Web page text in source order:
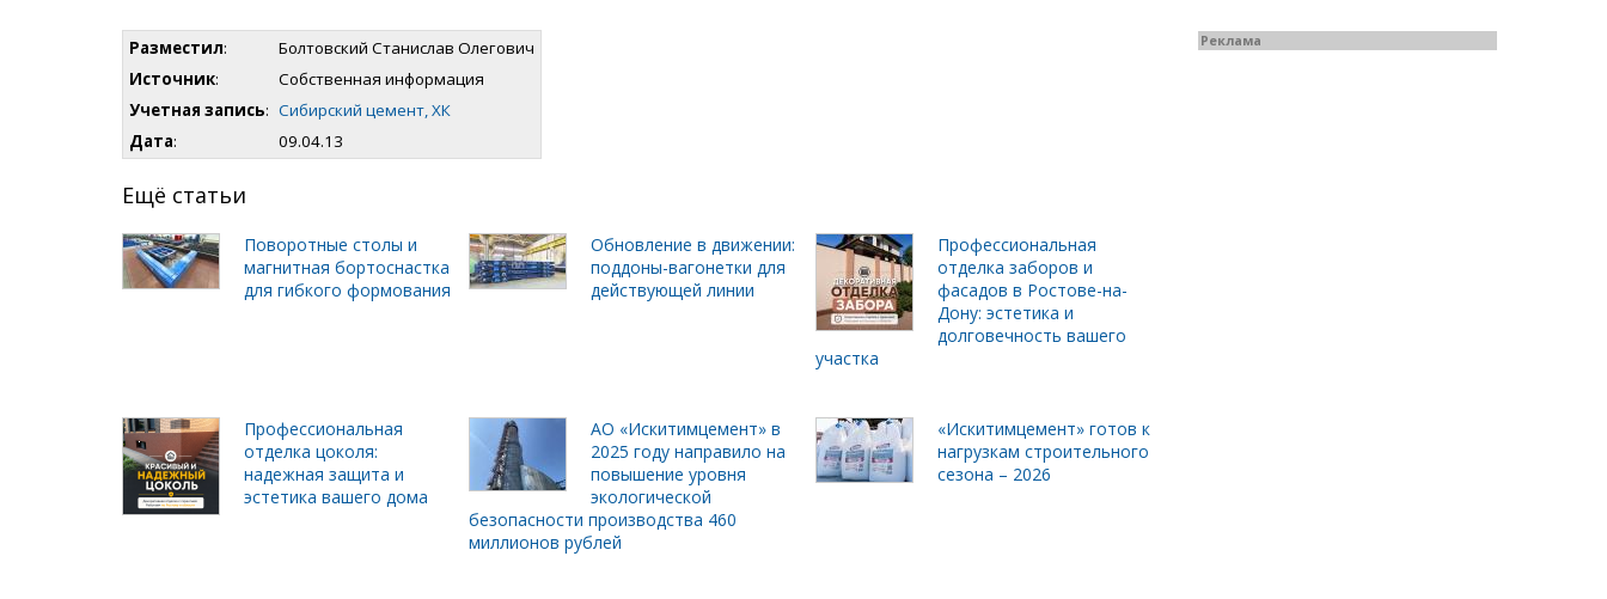
Разместил:
Болтовский Станислав Олегович
Источник:
Собственная информация
Учетная запись: Сибирский цемент, ХК
Дата: 09.04.13
Ещё статьи
Поворотные столы и
магнитная бортоснастка
для гибкого формования
Обновление в движении:
поддоны-вагонетки для
действующей линии
Профессиональная
отделка заборов и
фасадов в Ростове-на-
Дону: эстетика и
долговечность вашего
участка
Профессиональная
отделка цоколя:
надежная защита и
эстетика вашего дома
АО «Искитимцемент» в
2025 году направило на
повышение уровня
экологической
безопасности производства 460
миллионов рублей
«Искитимцемент» готов к
нагрузкам строительного
сезона – 2026
Реклама